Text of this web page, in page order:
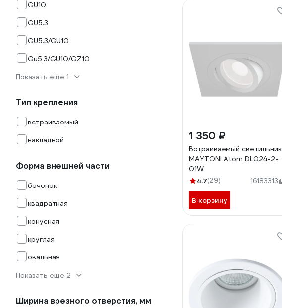
GU10
GU5.3
GU5.3/GU10
Gu5.3/GU10/GZ10
Показать еще 1
Тип крепления
встраиваемый
накладной
Форма внешней части
бочонок
квадратная
конусная
круглая
овальная
Показать еще 2
Ширина врезного отверстия, мм
1 350 ₽
Встраиваемый светильник
MAYTONI Atom DL024-2-
01W
4.7(29) 16183313
В корзину